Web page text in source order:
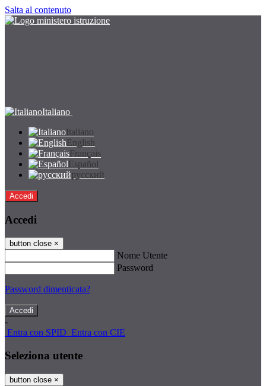
Salta al contenuto
Italiano
Italiano
English
Français
Español
русский
Accedi
Accedi
button close ×
Nome Utente
Password
Password dimenticata?
-
Entra con SPID Entra con CIE
Seleziona utente
button close ×